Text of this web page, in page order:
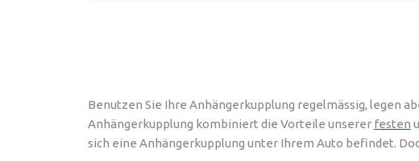
Benutzen Sie Ihre Anhängerkupplung regelmässig, legen
Anhängerkupplung kombiniert die Vorteile unserer festen
sich eine Anhängerkupplung unter Ihrem Auto befindet.